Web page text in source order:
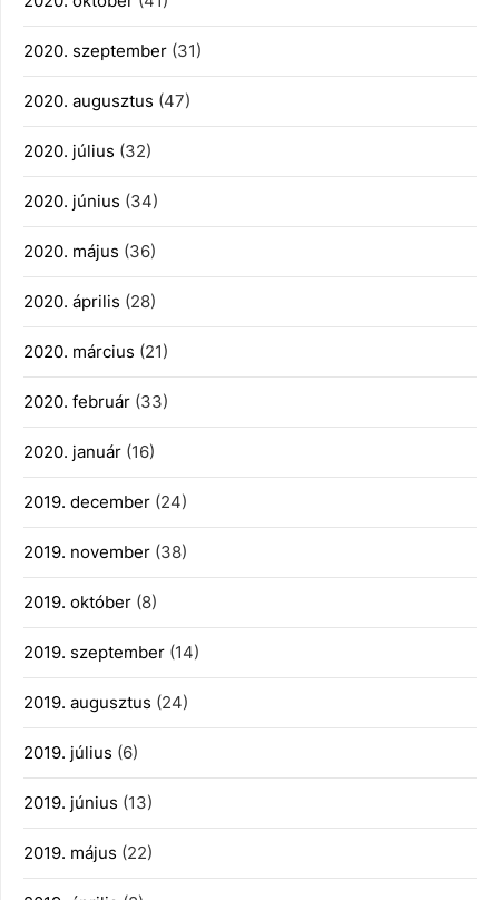
2020. szeptember (31)
2020. augusztus (47)
2020. július (32)
2020. június (34)
2020. május (36)
2020. április (28)
2020. március (21)
2020. február (33)
2020. január (16)
2019. december (24)
2019. november (38)
2019. október (8)
2019. szeptember (14)
2019. augusztus (24)
2019. július (6)
2019. június (13)
2019. május (22)